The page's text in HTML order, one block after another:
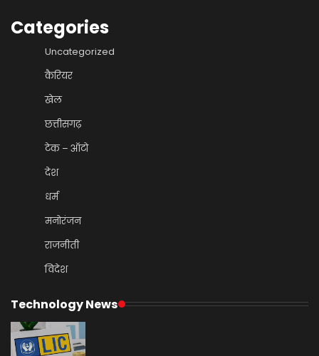
Categories
Uncategorized
कैरियर
खेल
छत्तीसगढ़
टेक – ऑटो
देश
धर्म
मनोरंजन
राजनीती
विदेश
Technology News